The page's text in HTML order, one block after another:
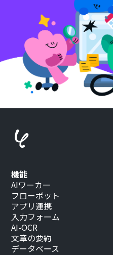
機能
AIワーカー
フローボット
アプリ連携
入力フォーム
AI-OCR
文章の要約
データベース